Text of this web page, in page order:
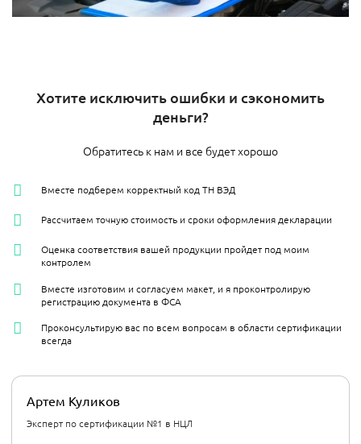
Хотите исключить ошибки и сэкономить
деньги?
Обратитесь к нам и все будет хорошо
Артем Куликов
Эксперт по сертификации №1 в НЦЛ
Вместе подберем корректный код ТН ВЭД
Рассчитаем точную стоимость и сроки оформления декларации
Оценка соответствия вашей продукции пройдет под моим
контролем
Вместе изготовим и согласуем макет, и я проконтролирую
регистрацию документа в ФСА
Проконсультирую вас по всем вопросам в области сертификации
всегда